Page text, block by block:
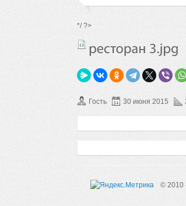
*/ ?>
Гость 30 июня 2015
© 2010